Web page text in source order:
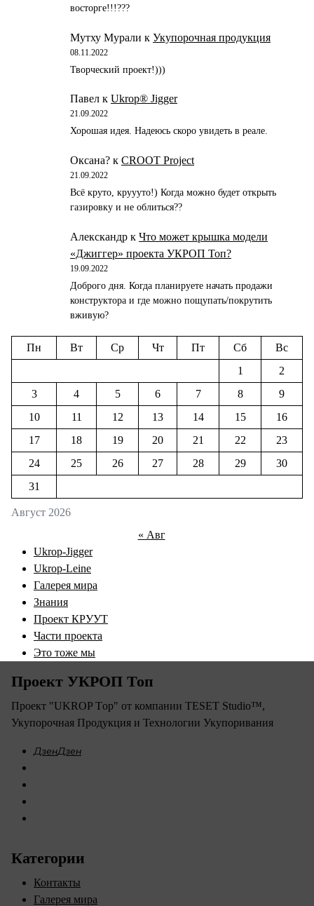
восторге!!!???
Мутху Мурали к Укупорочная продукция
08.11.2022
Творческий проект!)))
Павел к Ukrop® Jigger
21.09.2022
Хорошая идея. Надеюсь скоро увидеть в реале.
Оксана? к CROOT Project
21.09.2022
Всё круто, круууто!) Когда можно будет открыть
газировку и не облиться??
Алекскандр к Что может крышка модели
«Джиггер» проекта УКРОП Топ?
19.09.2022
Доброго дня. Когда планируете начать продажи
конструктора и где можно пощупать/покрутить
вживую?
Август 2026
Пн Вт Ср Чт Пт Сб
Вс
1
2
3
4 5 6 7 8
9
10
11 12 13 14 15
16
17
18 19 20 21 22
23
24
25 26 27 28 29
30
31
« Авг
Ukrop-Jigger
Ukrop-Leine
Галерея мира
Знания
Проект КРУУТ
Части проекта
Это тоже мы
Проект УКРОП Топ
Проект "UKROP Тop" от компании TESET Studio™,
Укупорочная Продукция и Технологии Укупоривания​
Категории
Контакты
Галерея мира